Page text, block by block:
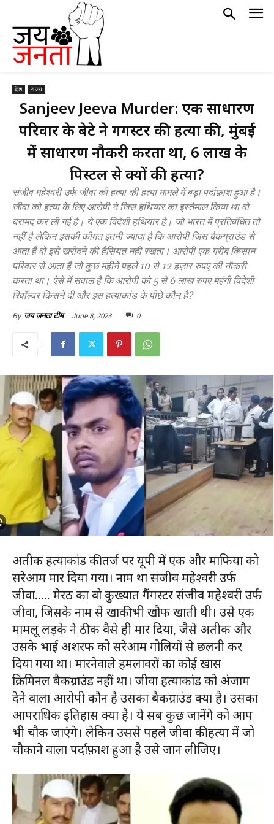
देश राज्य
Sanjeev Jeeva Murder: एक साधारण
परिवार के बेटे ने गैंगस्टर की हत्या की, मुंबई
में साधारण नौकरी करता था, 6 लाख के
पिस्टल से क्यों की हत्या?
संजीव महेश्वरी उर्फ जीवा की हत्या की हत्या मामले में बड़ा पर्दाफ़ाश हुआ है।
जीवा को हत्या के लिए आरोपी ने जिस हथियार का इस्तेमाल किया था वो
बरामद कर ली गई है। ये एक विदेशी हथियार है। जो भारत में प्रतिबंधित तो
नहीं है लेकिन इसकी कीमत इतनी ज्यादा है कि आरोपी जिस बैकग्राउंड से
आता है वो इसे खरीदने की हैसियत नहीं रखता। आरोपी एक गरीब किसान
परिवार से आता है जो कुछ महीने पहले 10 से 12 हज़ार रुपए की नौकरी
करता था। ऐसे में सवाल है कि आरोपी को 5 से 6 लाख रुपए महंगी विदेशी
रिवॉल्वर किसने दी और इस हत्याकांड के पीछे कौन है?
By जय जनता टीम June 8, 2023 0
अतीक हत्याकांड की तर्ज पर यूपी में एक और माफिया को
सरेआम मार दिया गया। नाम था संजीव महेश्वरी उर्फ
जीवा….. मेरठ का वो कुख्यात गैंगस्टर संजीव महेश्वरी उर्फ
जीवा, जिसके नाम से खाकी भी खौफ खाती थी। उसे एक
मामलू लड़के ने ठीक वैसे ही मार दिया, जैसे अतीक और
उसके भाई अशरफ को सरेआम गोलियों से छलनी कर
दिया गया था। मारनेवाले हमलावरों का कोई खास
क्रिमिनल बैकग्राउंड नहीं था। जीवा हत्याकांड को अंजाम
देने वाला आरोपी कौन है उसका बैकग्राउंड क्या है। उसका
आपराधिक इतिहास क्या है। ये सब कुछ जानेंगे को आप
भी चौक जाएंगे। लेकिन उससे पहले जीवा की हत्या में जो
चौकाने वाला पर्दाफ़ाश हुआ है उसे जान लीजिए।